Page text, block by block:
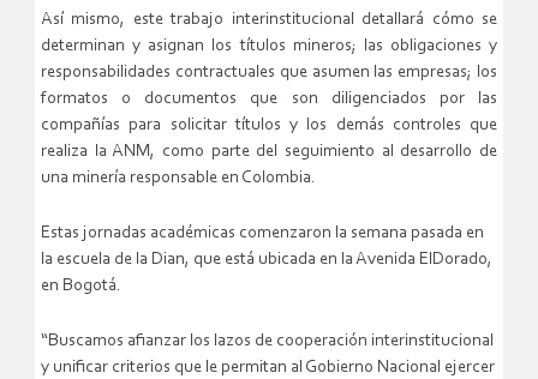
Así mismo, este trabajo interinstitucional detallará cómo se
determinan y asignan los títulos mineros; las obligaciones y
responsabilidades contractuales que asumen las empresas; los
formatos o documentos que son diligenciados por las
compañías para solicitar títulos y los demás controles que
realiza la ANM, como parte del seguimiento al desarrollo de
una minería responsable en Colombia.
Estas jornadas académicas comenzaron la semana pasada en
la escuela de la Dian, que está ubicada en la Avenida ElDorado,
en Bogotá.
“Buscamos afianzar los lazos de cooperación interinstitucional
y unificar criterios que le permitan al Gobierno Nacional ejercer